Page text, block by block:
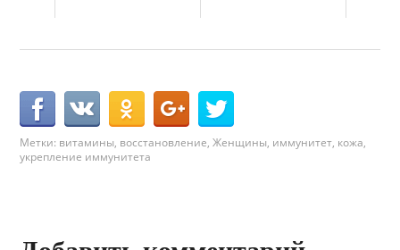
Метки: витамины, восстановление,Женщины, иммунитет, кожа,
укрепление иммунитета